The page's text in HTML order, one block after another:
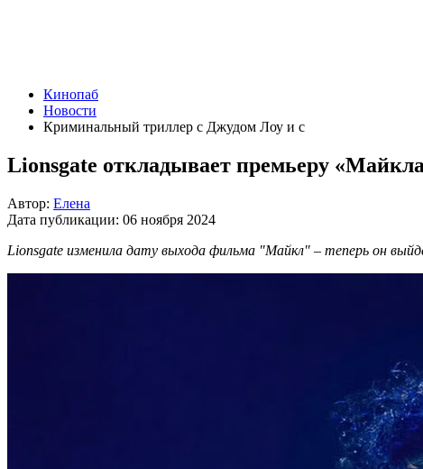
Кинопаб
Новости
Криминальный триллер с Джудом Лоу и с
Lionsgate откладывает премьеру
Автор: Елена
Дата публикации: 06 ноября 2024
Lionsgate изменила дату выхода фильма "Майкл" – теперь он